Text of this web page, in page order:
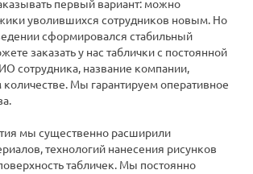
первый вариант: можно
уволившихся сотрудников новым. Но
сформировался стабильный
заказать у нас таблички с постоянной
сотрудника, название компании,
Мы гарантируем оперативное
мы существенно расширили
технологий нанесения рисунков
табличек. Мы постоянно